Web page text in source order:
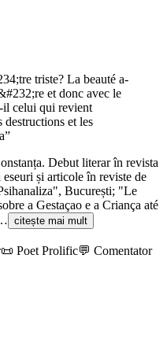
triste? La beauté a-
et donc avec le
il celui qui revient
destructions et les
”
Debut literar în revista
și articole în reviste de
București; "Le
a Gestaçao e a Criança até
citește mai mult
📜 Poet Prolific💬 Comentator